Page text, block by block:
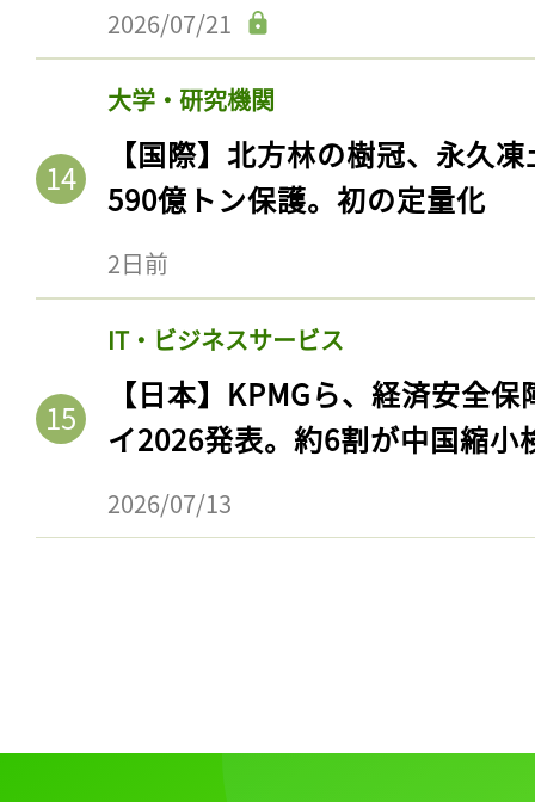
2026/07/21
大学・研究機関
【国際】北方林の樹冠、永久
590億トン保護。初の定量化
2日前
IT・ビジネスサービス
【日本】KPMGら、経済安全
イ2026発表。約6割が中国縮小
2026/07/13